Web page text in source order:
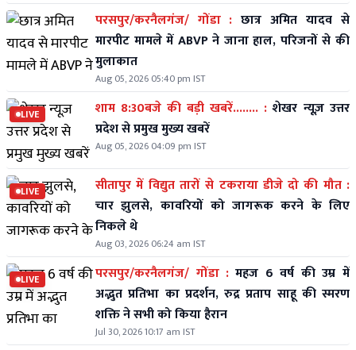
परसपुर/करनैलगंज/ गोंडा : छात्र अमित यादव से
मारपीट मामले में ABVP ने जाना हाल, परिजनों से की
मुलाकात
Aug 05, 2026 05:40 pm IST
LIVE शाम 8:30बजे की बड़ी खबरें........ : शेखर न्यूज़ उत्तर
प्रदेश से प्रमुख मुख्य खबरें
Aug 05, 2026 04:09 pm IST
LIVE
सीतापुर में विद्युत तारों से टकराया डीजे दो की मौत :
चार झुलसे, कावरियों को जागरूक करने के लिए
निकले थे
Aug 03, 2026 06:24 am IST
LIVE परसपुर/करनैलगंज/ गोंडा : महज 6 वर्ष की उम्र में
अद्भुत प्रतिभा का प्रदर्शन, रुद्र प्रताप साहू की स्मरण
शक्ति ने सभी को किया हैरान
Jul 30, 2026 10:17 am IST